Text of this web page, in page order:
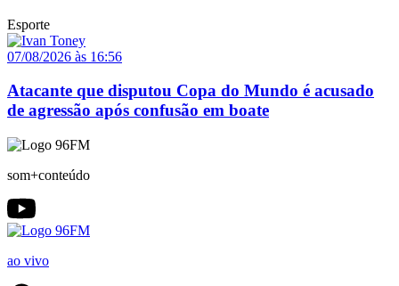
Esporte
07/08/2026 às 16:56
Atacante que disputou Copa do Mundo é acusado
de agressão após confusão em boate
som+conteúdo
ao vivo